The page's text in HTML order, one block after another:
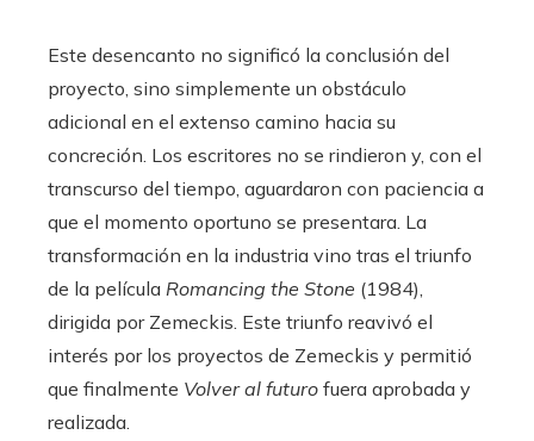
Este desencanto no significó la conclusión del
proyecto, sino simplemente un obstáculo
adicional en el extenso camino hacia su
concreción. Los escritores no se rindieron y, con el
transcurso del tiempo, aguardaron con paciencia a
que el momento oportuno se presentara. La
transformación en la industria vino tras el triunfo
de la película Romancing the Stone (1984),
dirigida por Zemeckis. Este triunfo reavivó el
interés por los proyectos de Zemeckis y permitió
que finalmente Volver al futuro fuera aprobada y
realizada.